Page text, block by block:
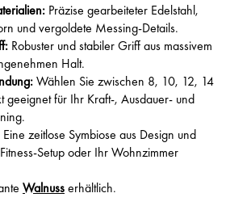
Präzise gearbeiteter Edelstahl,
und vergoldete Messing-Details.
Robuster und stabiler Griff aus massivem
Halt.
Wählen Sie zwischen 8, 10, 12, 14
geeignet für Ihr Kraft-, Ausdauer- und
Eine zeitlose Symbiose aus Design und
Setup oder Ihr Wohnzimmer
Walnusserhältlich.